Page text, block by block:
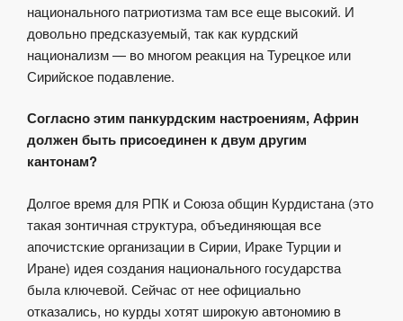
национального патриотизма там все еще высокий. И
довольно предсказуемый, так как курдский
национализм — во многом реакция на Турецкое или
Сирийское подавление.
Согласно этим панкурдским настроениям, Африн
должен быть присоединен к двум другим
кантонам?
Долгое время для РПК и Союза общин Курдистана (это
такая зонтичная структура, объединяющая все
апочистские организации в Сирии, Ираке Турции и
Иране) идея создания национального государства
была ключевой. Сейчас от нее официально
отказались, но курды хотят широкую автономию в